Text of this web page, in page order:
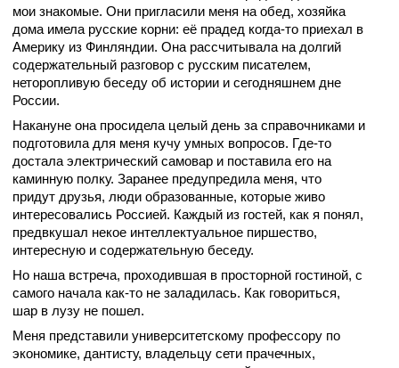
мои знакомые. Они пригласили меня на обед, хозяйка
дома имела русские корни: её прадед когда-то приехал в
Америку из Финляндии. Она рассчитывала на долгий
содержательный разговор с русским писателем,
неторопливую беседу об истории и сегодняшнем дне
России.
Накануне она просидела целый день за справочниками и
подготовила для меня кучу умных вопросов. Где-то
достала электрический самовар и поставила его на
каминную полку. Заранее предупредила меня, что
придут друзья, люди образованные, которые живо
интересовались Россией. Каждый из гостей, как я понял,
предвкушал некое интеллектуальное пиршество,
интересную и содержательную беседу.
Но наша встреча, проходившая в просторной гостиной, с
самого начала как-то не заладилась. Как говориться,
шар в лузу не пошел.
Меня представили университетскому профессору по
экономике, дантисту, владельцу сети прачечных,